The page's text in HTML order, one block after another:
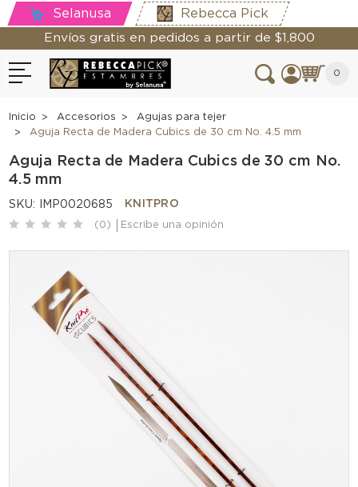
Selanusa Rebecca Pick
Envíos gratis en pedidos a partir de $1,800
0
Inicio Accesorios
Agujas para tejer
Aguja Recta de Madera Cubics de 30 cm No. 4.5 mm
Aguja Recta de Madera Cubics de 30 cm No.
4.5 mm
SKU: IMP0020685 KNITPRO
(0) Escribe una opinión